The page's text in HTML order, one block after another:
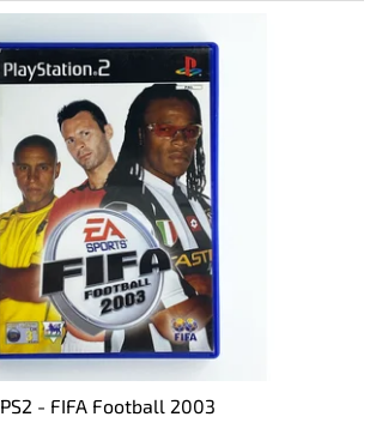
PS2 - FIFA Football 2003